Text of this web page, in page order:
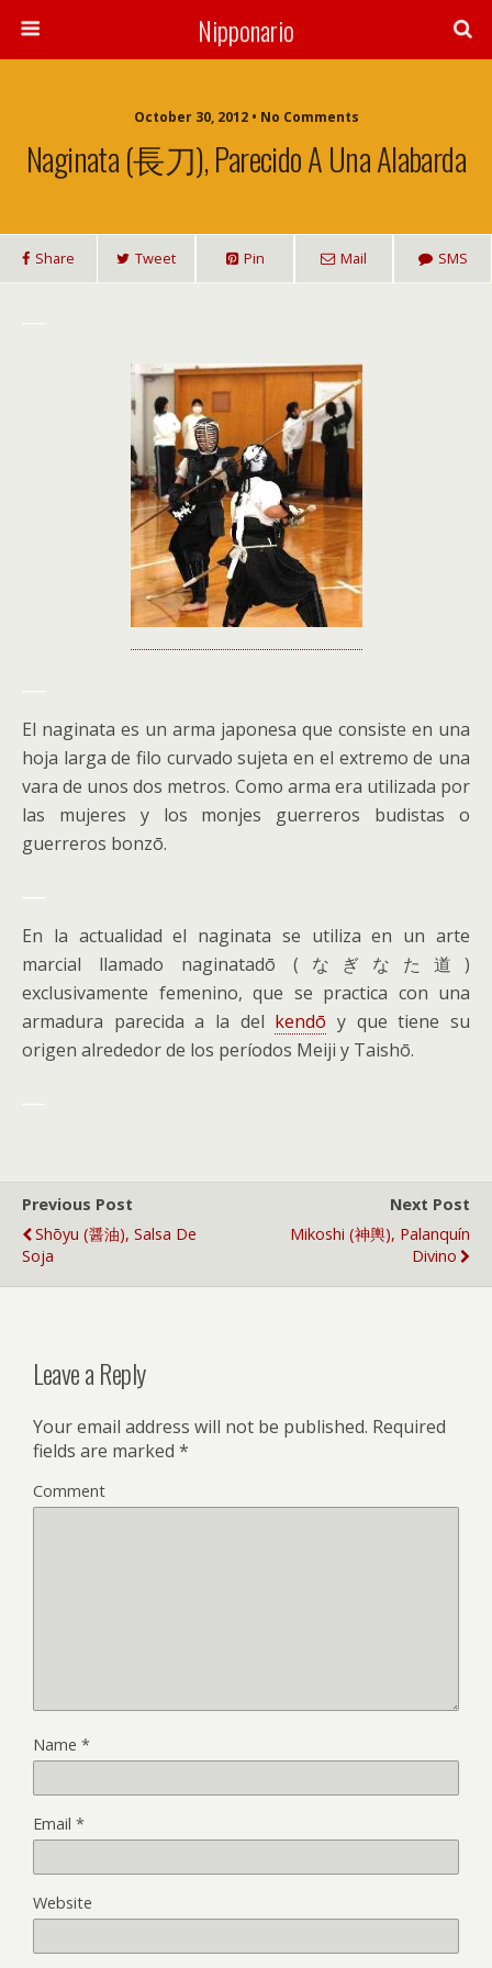
Nipponario
October 30, 2012 • No Comments
Naginata (長刀), Parecido A Una Alabarda
Share Tweet Pin Mail SMS
El naginata es un arma japonesa que consiste en una
hoja larga de filo curvado sujeta en el extremo de una
vara de unos dos metros. Como arma era utilizada por
las mujeres y los monjes guerreros budistas o
guerreros bonzō.
En la actualidad el naginata se utiliza en un arte
marcial llamado naginatadō (なぎなた道)
exclusivamente femenino, que se practica con una
armadura parecida a la del kendō y que tiene su
origen alrededor de los períodos Meiji y Taishō.
Previous Post
Shōyu (醤油), Salsa De
Soja
Next Post
Mikoshi (神輿), Palanquín
Divino
Leave a Reply
Your email address will not be published. Required
fields are marked *
Comment
Name *
Email *
Website